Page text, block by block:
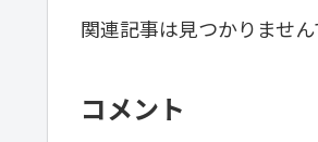
関連記事は見つかりません
コメント